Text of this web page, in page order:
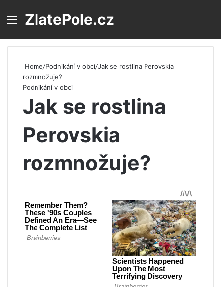
Menu
ZlatePole.cz
Home/Podnikání v obci/Jak se rostlina Perovskia
rozmnožuje?
Podnikání v obci
Jak se rostlina
Perovskia
rozmnožuje?